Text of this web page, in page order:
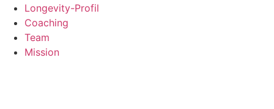
Longevity-Profil
Coaching
Team
Mission